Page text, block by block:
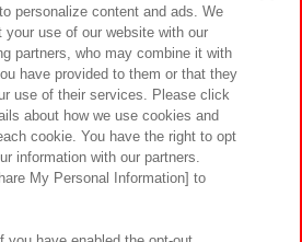
ン
テナビリティ サイトポリシー
ウェブアクセシビリティ方針と検証結果
もに
応方針 よくあるご質問・お問い合わせ
personalize content and ads. We
your use of our website with our
partners, who may combine it with
have provided to them or that they
use of their services. Please click
about how we use cookies and
cookie. You have the right to opt
information with our partners.
My Personal Information] to